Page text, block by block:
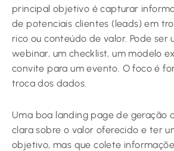
principal objetivo é capturar
de potenciais clientes (leads) em
rico ou conteúdo de valor. Pode ser
webinar, um checklist, um modelo
convite para um evento. O foco é
troca dos dados.
Uma boa landing page de geração
clara sobre o valor oferecido e ter
objetivo, mas que colete